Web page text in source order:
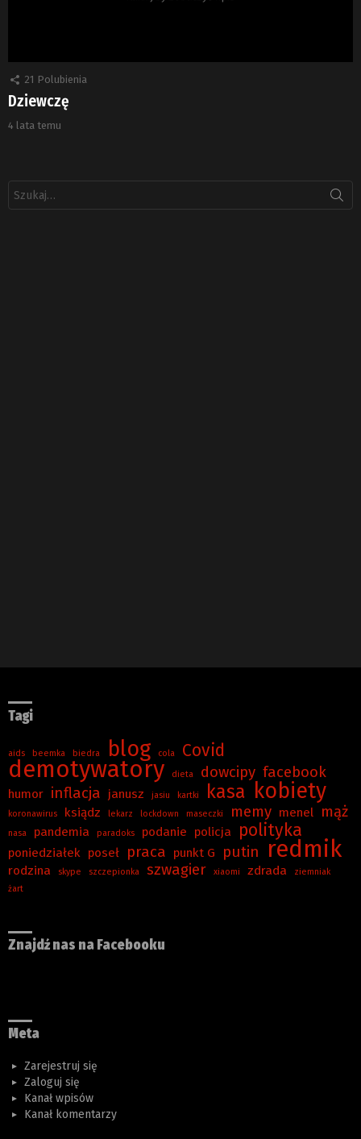
21 Polubienia
Dziewczę
4 lata temu
Tagi
aids beemka biedra blog cola Covid
demotywatory dieta dowcipy facebook
humor inflacja janusz jasiu kartki kasa kobiety
koronawirus ksiądz lekarz lockdown maseczki memy menel mąż
nasa pandemia paradoks podanie policja polityka
poniedziałek poseł praca punkt G putin redmik
rodzina skype szczepionka szwagier xiaomi zdrada
ziemniak
żart
Znajdź nas na Facebooku
Meta
Zarejestruj się
Zaloguj się
Kanał wpisów
Kanał komentarzy